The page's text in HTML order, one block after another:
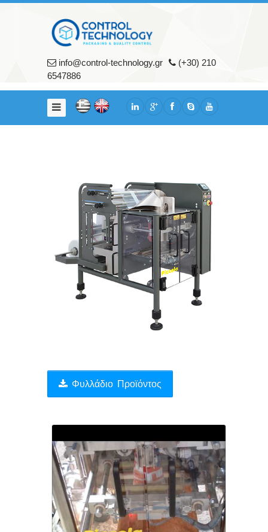
Σχετικά
εμάς
Υπηρεσίες
Μηχανήματα
Συσκευασίας
Ποιοτικού
Ελέγχου
Συμπληρωματικός
Υλικά
Συσκευασίας
Ποιοτικού
Ελέγχου
Μεταχειρισμένα
Μηχανήματα
Υποστηριξη
info@control-technology.gr
(+30) 210
6547886
Φυλλάδιο Προϊόντος